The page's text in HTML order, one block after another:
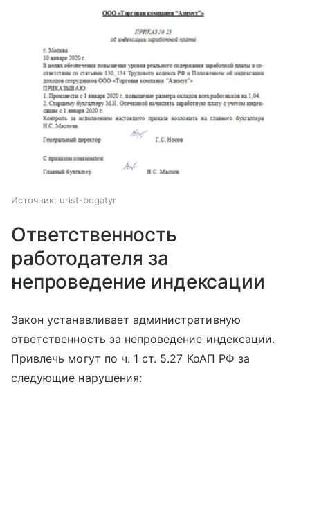
Источник: urist-bogatyr
Ответственность
работодателя за
непроведение индексации
Закон устанавливает административную
ответственность за непроведение индексации.
Привлечь могут по ч. 1 ст. 5.27 КоАП РФ за
следующие нарушения: